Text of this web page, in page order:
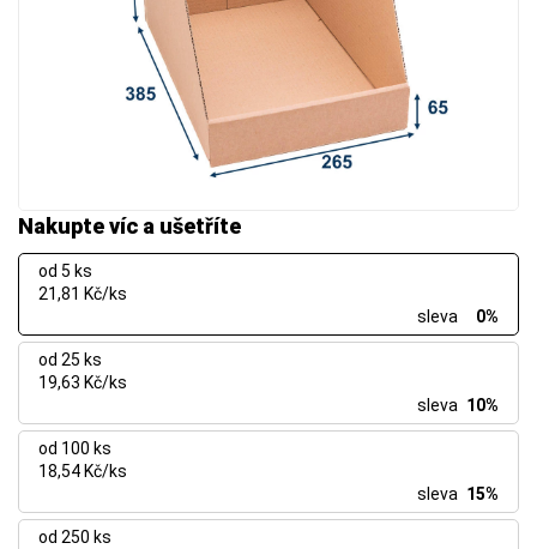
Nakupte víc a ušetříte
od 5 ks
21,81 Kč/ks
sleva
0%
od 25 ks
19,63 Kč/ks
sleva 10%
od 100 ks
18,54 Kč/ks
sleva 15%
od 250 ks